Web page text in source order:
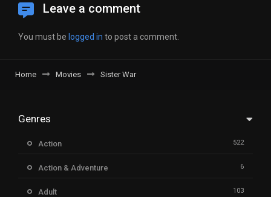
Leave a comment
You must be logged in to post a comment.
Home Movies Sister War
Genres
Action 522
Action & Adventure 6
Adult 103